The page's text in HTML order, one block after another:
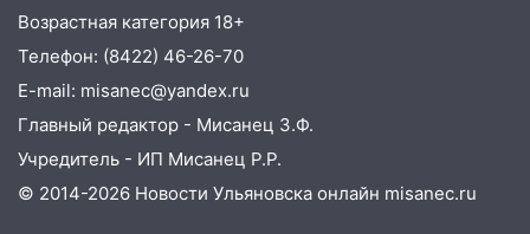
ульяновский пенсионер отдал деньги
курьеру мошенников
13:16 На Московском шоссе Opel не
уступил дорогу и столкнулся с Kia:
водитель госпитализирован
13:01 В Засвияжье Skoda сбила
Возрастная категория 18+
Телефон: (8422) 46-26-70
E-mail: misanec@yandex.ru
Главный редактор - Мисанец З.Ф.
Учредитель - ИП Мисанец Р.Р.
© 2014-2026 Новости Ульяновска онлайн misanec.ru